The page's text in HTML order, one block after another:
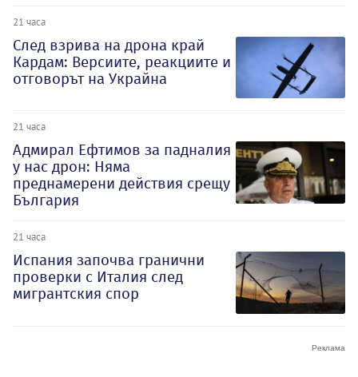
21 часа
След взрива на дрона край
Кардам: Версиите, реакциите и
отговорът на Украйна
21 часа
Адмирал Ефтимов за падналия
у нас дрон: Няма
преднамерени действия срещу
България
21 часа
Испания започва гранични
проверки с Италия след
мигрантския спор